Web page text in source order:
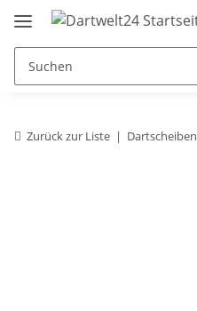
Zurück zur Liste Dartscheiben